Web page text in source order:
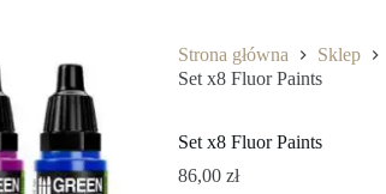
Strona główna Sklep
Set x8 Fluor Paints
Set x8 Fluor Paints
86,00 zł